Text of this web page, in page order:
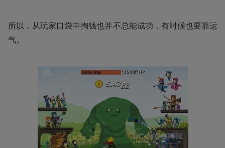
所以，从玩家口袋中掏钱也并不总能成功，有时候也要靠运
气。